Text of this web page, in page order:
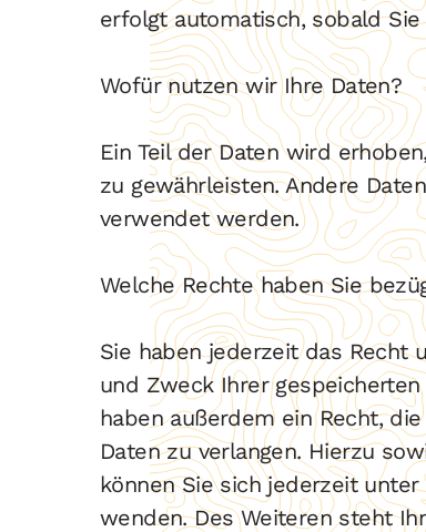
erfolgt automatisch, sobald
Wofür nutzen wir Ihre Daten?
Ein Teil der Daten wird
zu gewährleisten. Andere
verwendet werden.
Welche Rechte haben Sie
Sie haben jederzeit das Recht
und Zweck Ihrer
haben außerdem ein Recht,
Daten zu verlangen. Hierzu
können Sie sich jederzeit
wenden. Des Weiteren steht